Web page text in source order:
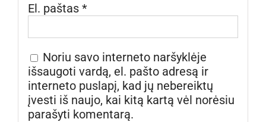
El. paštas *
Noriu savo interneto naršyklėje
išsaugoti vardą, el. pašto adresą ir
interneto puslapį, kad jų nebereiktų
įvesti iš naujo, kai kitą kartą vėl norėsiu
parašyti komentarą.